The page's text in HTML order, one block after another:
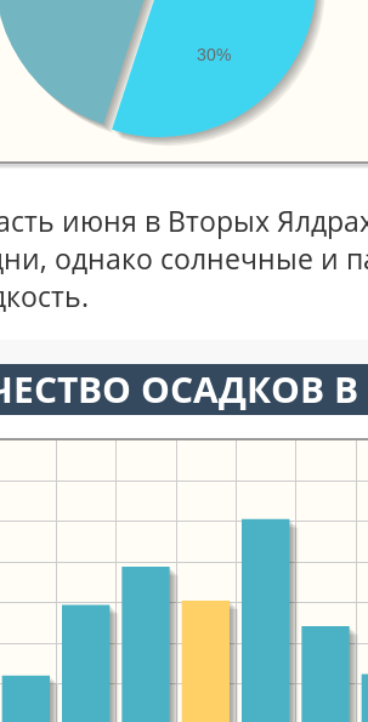
30%
июня в Вторых
однако солнечные и
ОСАДКОВ